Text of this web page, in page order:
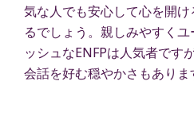
気な人でも安心して心を開
るでしょう。親しみやすく
ッシュなENFPは人気者です
会話を好む穏やかさもありま